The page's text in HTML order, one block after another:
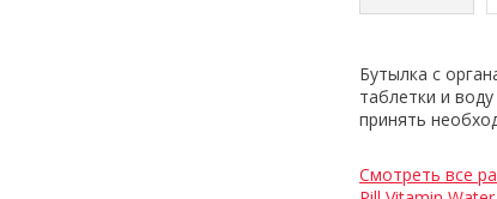
Бутылка с
таблетки и
принять
Смотреть все